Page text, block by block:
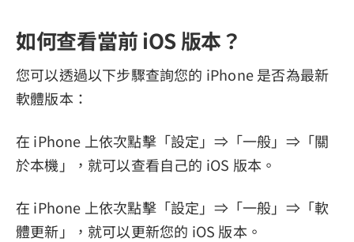
如何查看當前 iOS 版本？
您可以透過以下步驟查詢您的 iPhone 是否為最新
軟體版本：
在 iPhone 上依次點擊「設定」⇒「一般」⇒「關
於本機」，就可以查看自己的 iOS 版本。
在 iPhone 上依次點擊「設定」⇒「一般」⇒「軟
體更新」，就可以更新您的 iOS 版本。